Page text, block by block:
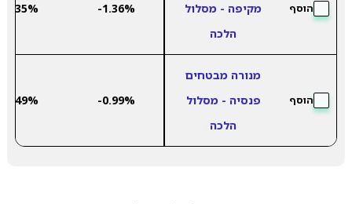
הוסף
מקיפה - מסלול
הלכה
-1.36%
5.35%
הוסף
מנורה מבטחים
פנסיה - מסלול
הלכה
-0.99%
5.49%